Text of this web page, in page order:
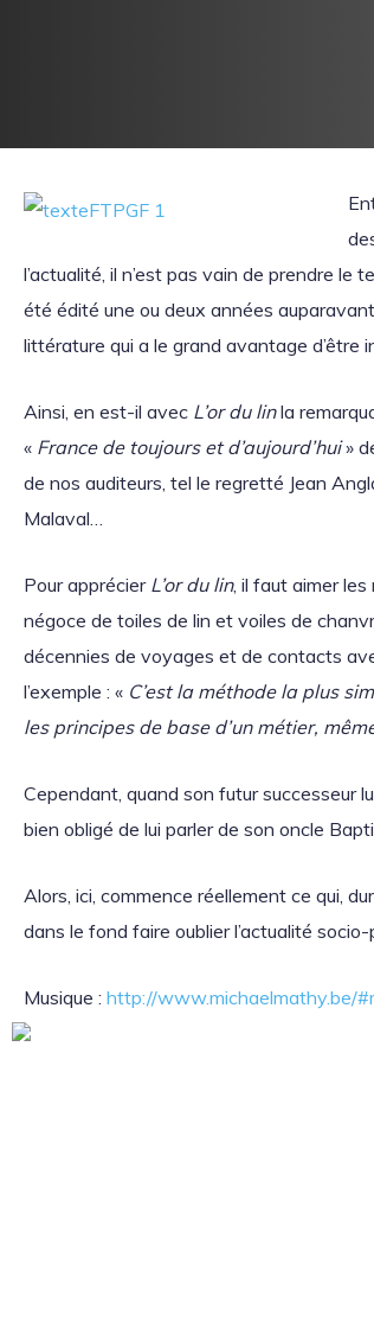
l’actualité, il n’est pas vain de prendre le
été édité une ou deux années
littérature qui a le grand avantage d’être
Ainsi, en est-il avec L’or du linla
« France de toujours et d’aujourd’hui»
de nos auditeurs, tel le regretté Jean
Malaval…
Pour apprécier L’or du lin, il faut aimer
négoce de toiles de lin et voiles de
décennies de voyages et de contacts
l’exemple : « C’est la méthode la plus
les principes de base d’un métier,
Cependant, quand son futur successeur
bien obligé de lui parler de son oncle
Alors, ici, commence réellement ce qui,
dans le fond faire oublier l’actualité
Musique : http://www.michaelmathy.be/